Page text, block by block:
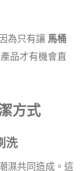
為只有讓 馬桶
品才有機會直
方式
洗
濕共同造成。這